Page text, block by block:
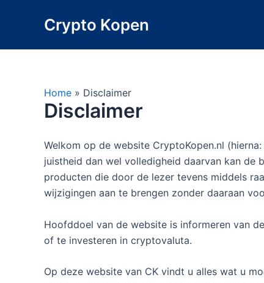
Crypto Kopen
Home » Disclaimer
Disclaimer
Welkom op de website CryptoKopen.nl
juistheid dan wel volledigheid daarvan kan de
producten die door de lezer tevens middels
wijzigingen aan te brengen zonder daaraan
Hoofddoel van de website is informeren van
of te investeren in cryptovaluta.
Op deze website van CK vindt u alles wat u